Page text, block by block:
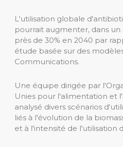
L'utilisation globale
pourrait augmenter, dans un
près de 30% en 2040 par
étude basée sur des
Communications.
Une équipe dirigée par
Unies pour l'alimentation et
analysé divers scénarios
liés à l'évolution de la
et à l'intensité de l'utilisation